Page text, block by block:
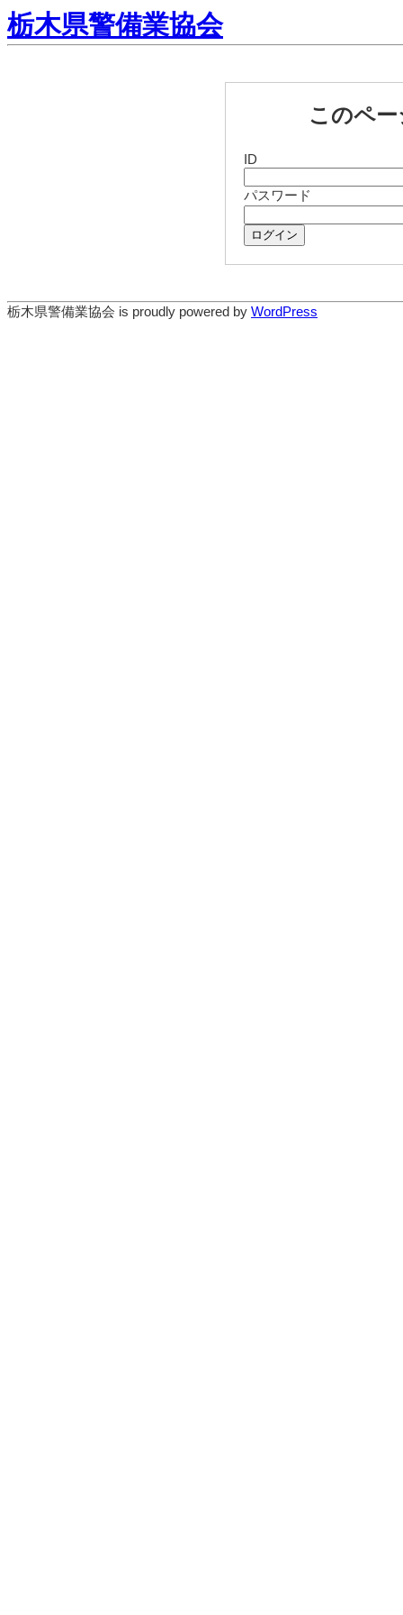
栃木県警備業協会
このペ
ID
パスワード
ログイン
栃木県警備業協会 is proudly powered by WordPress